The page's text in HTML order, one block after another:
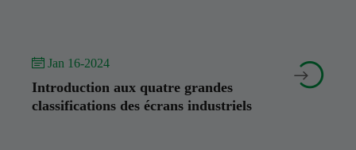
 Jan 16-2024
Introduction aux quatre grandes
classifications des écrans industriels

